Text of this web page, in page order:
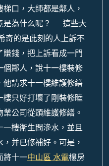
口，大師都是鄰人，
是為什么呢？ 這些大
奇的是此刻的人上訴不
錢，把上訴看成一門
鄰人，說十一樓裝修
請求十一樓維護修繕
只好打壞了剛裝修睦
公司從頭維護修繕。
樓衛生間滲水，並且
并已修補好。可是，
將十一中山區 水電樓房